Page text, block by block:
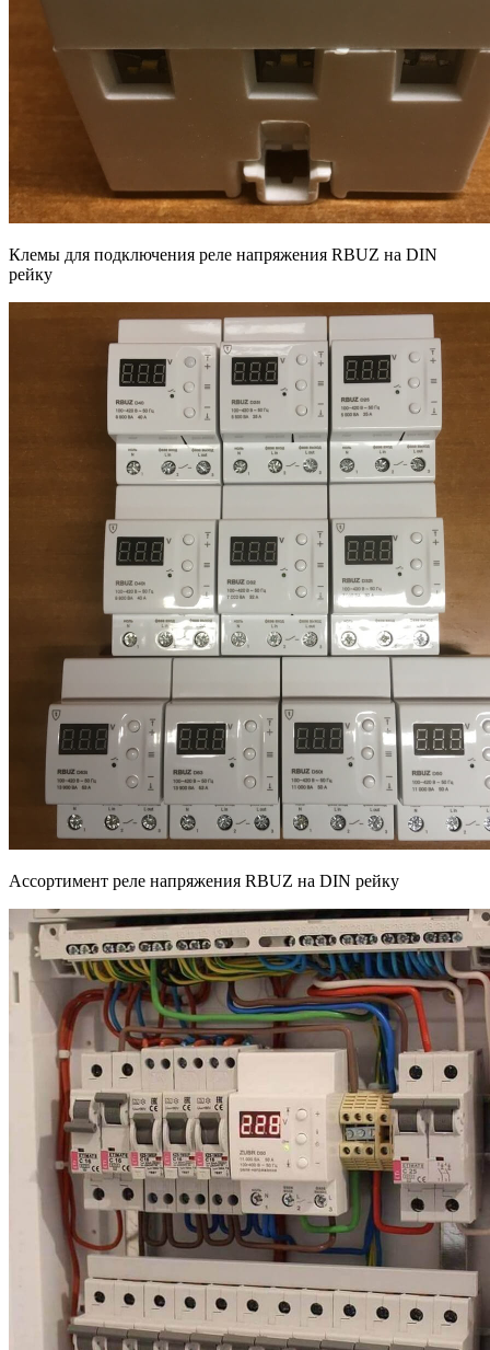
Клемы для подключения реле напряжения RBUZ на DIN
рейку
Ассортимент реле напряжения RBUZ на DIN рейку